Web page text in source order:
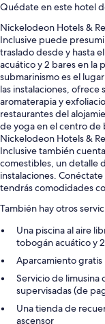
Quédate en este hotel
Nickelodeon Hotels &
Inclusive puede
traslado desde y hasta
acuático y 2 bares en la
submarinismo es el
las instalaciones, ofrece
aromaterapia y
restaurantes del
de yoga en el centro de
Nickelodeon Hotels &
Inclusive también
comestibles, un detalle
instalaciones.
tendrás comodidades
También hay otros
Una piscina al aire
tobogán acuático y
Aparcamiento gratis
Servicio de limusina
supervisadas (de
Una tienda de
ascensor